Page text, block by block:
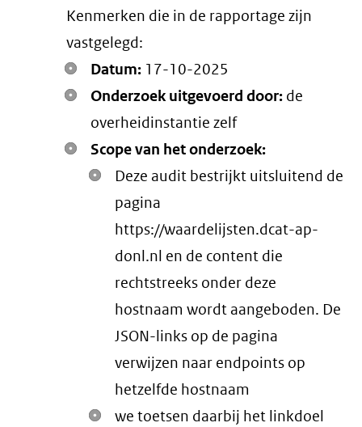
link)
Kenmerken die in de rapportage zijn
vastgelegd:
Datum: 17-10-2025
Onderzoek uitgevoerd door: de
overheidinstantie zelf
Scope van het onderzoek:
Deze audit bestrijkt uitsluitend de
pagina
https://waardelijsten.dcat-ap-
donl.nl en de content die
rechtstreeks onder deze
hostnaam wordt aangeboden. De
JSON-links op de pagina
verwijzen naar endpoints op
hetzelfde hostnaam
we toetsen daarbij het linkdoel